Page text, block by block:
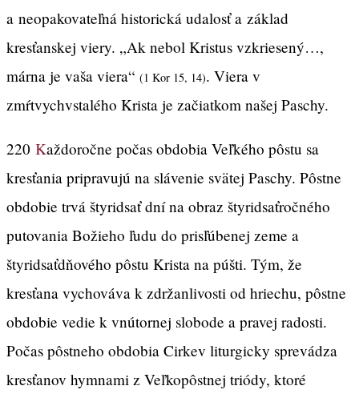
a neopakovateľná historická udalosť a základ
kresťanskej viery. „Ak nebol Kristus vzkriesený…,
márna je vaša viera“ (1 Kor 15, 14). Viera v
zmŕtvychvstalého Krista je začiatkom našej Paschy.
220 Každoročne počas obdobia Veľkého pôstu sa
kresťania pripravujú na slávenie svätej Paschy. Pôstne
obdobie trvá štyridsať dní na obraz štyridsaťročného
putovania Božieho ľudu do prisľúbenej zeme a
štyridsaťdňového pôstu Krista na púšti. Tým, že
kresťana vychováva k zdržanlivosti od hriechu, pôstne
obdobie vedie k vnútornej slobode a pravej radosti.
Počas pôstneho obdobia Cirkev liturgicky sprevádza
kresťanov hymnami z Veľkopôstnej triódy, ktoré